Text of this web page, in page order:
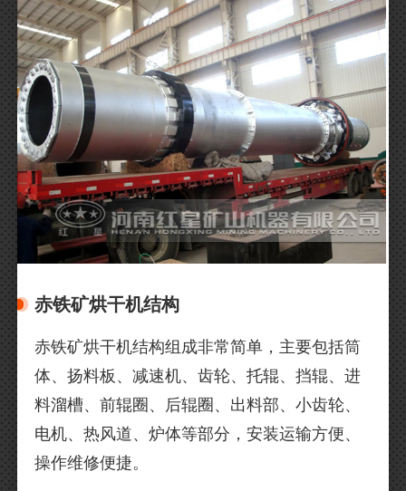
赤铁矿烘干机结构
赤铁矿烘干机结构组成非常简单，主要包括筒
体、扬料板、减速机、齿轮、托辊、挡辊、进
料溜槽、前辊圈、后辊圈、出料部、小齿轮、
电机、热风道、炉体等部分，安装运输方便、
操作维修便捷。